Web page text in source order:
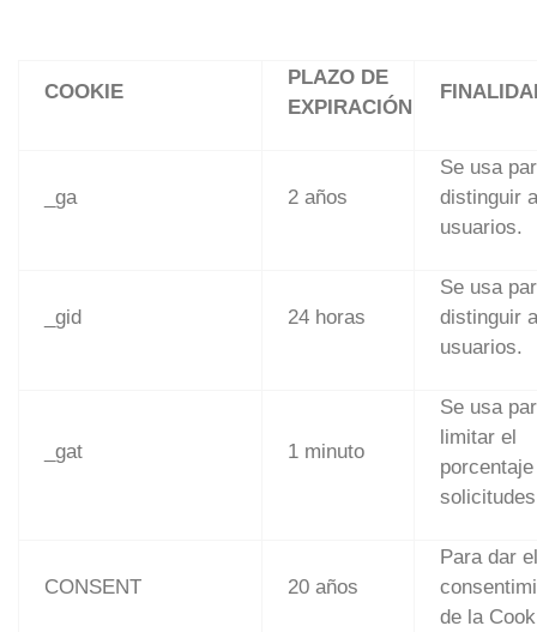
COOKIE
PLAZO DE
EXPIRACIÓN
_ga 2 años
Se usa
distinguir
usuarios.
_gid 24 horas
Se usa
distinguir
usuarios.
_gat 1 minuto
Se usa
limitar el
CONSENT 20 años
Para dar el
de la